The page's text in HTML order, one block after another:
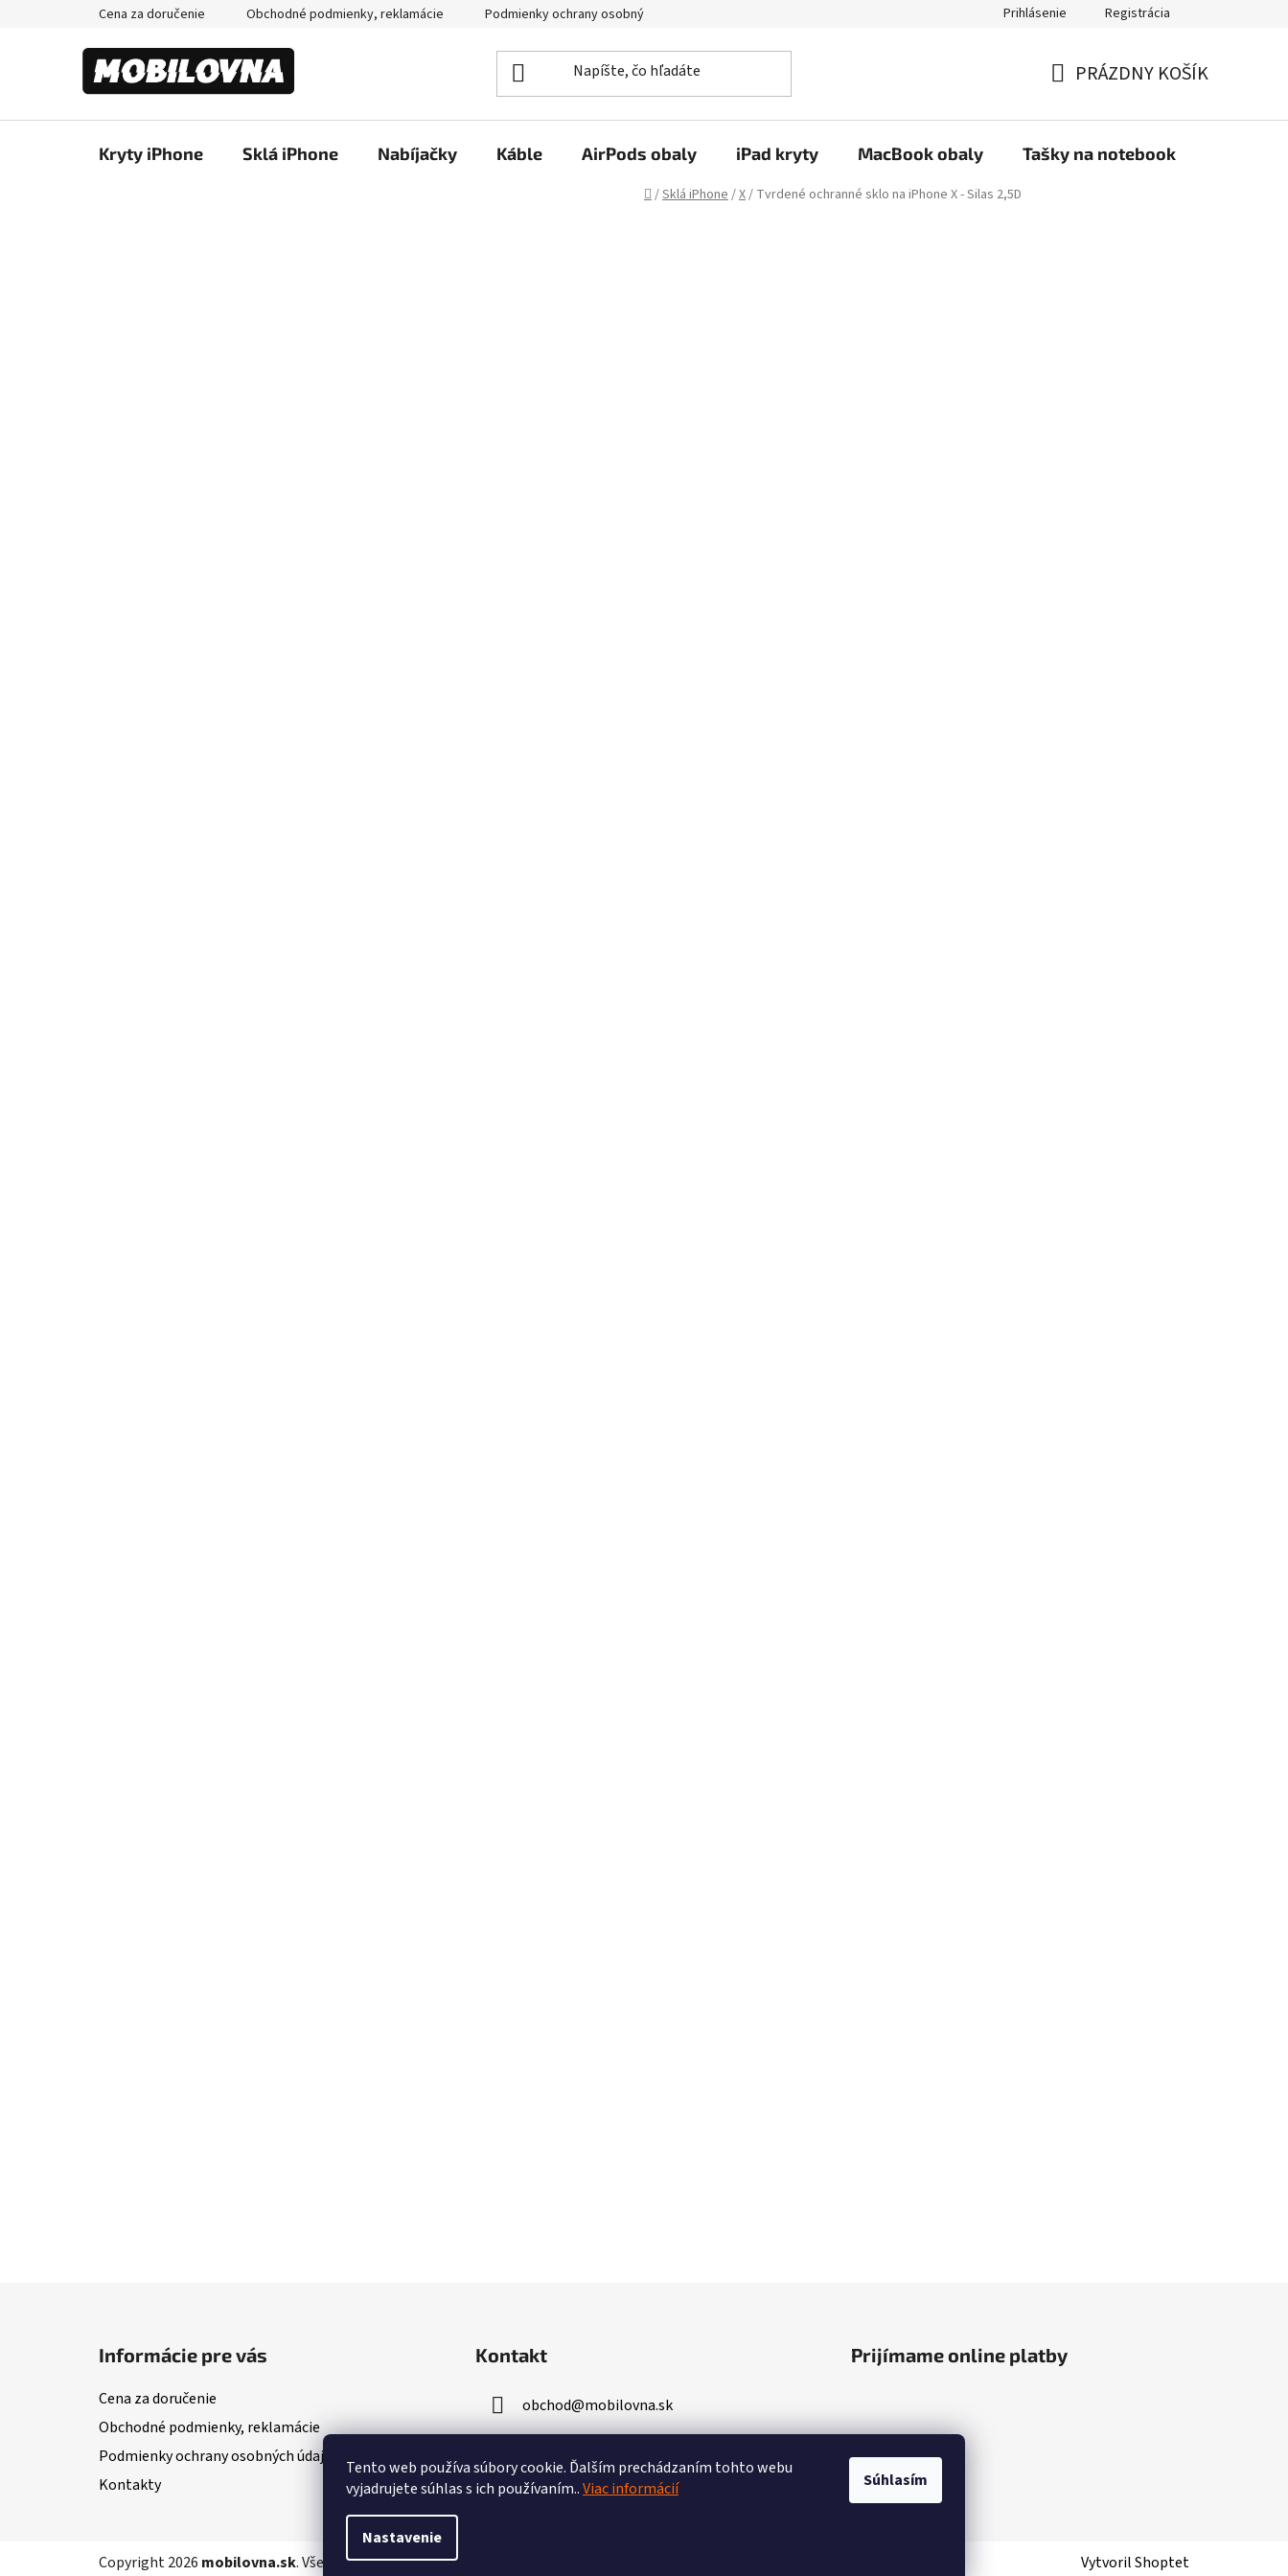
Tento web používa súbory cookie. Ďalším prechádzaním tohto webu
vyjadrujete súhlas s ich používaním..Viac informácií
Nastavenie
Súhlasím
Cena za doručenie Obchodné podmienky, reklamácie Podmienky ochrany osobných údajov Prihlásenie Registrácia
KOŠÍK
PRÁZDNY KOŠÍK
Kryty iPhone Sklá iPhone Nabíjačky Káble AirPods obaly iPad kryty MacBook obaly Tašky na notebook
Domov
/Sklá iPhone/X/ Tvrdené ochranné sklo na iPhone X - Silas 2,5D
Informácie pre vás
Cena za doručenie
Obchodné podmienky, reklamácie
Podmienky ochrany osobných údajov
Kontakty
Kontakt
obchod@mobilovna.sk
Prijímame online platby
Vytvoril Shoptet
Copyright 2026 mobilovna.sk. Všetky práva vyhradené.